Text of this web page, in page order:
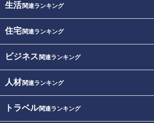
生活関連ランキング
住宅関連ランキング
ビジネス 関連ランキング
人材関連ランキング
トラベル関連ランキング